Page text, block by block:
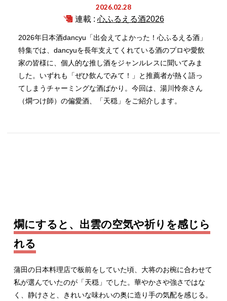
2026.02.28
連載 : 心ふるえる酒2026
2026年日本酒dancyu「出会えてよかった！心ふるえる酒」
特集では、dancyuを長年支えてくれている酒のプロや愛飲
家の皆様に、個人的な推し酒をジャンルレスに聞いてみま
した。いずれも「ぜひ飲んでみて！」と推薦者が熱く語っ
てしまうチャーミングな酒ばかり。今回は、湯川怜奈さん
（燗つけ師）の偏愛酒、「天穏」をご紹介します。
燗にすると、出雲の空気や祈りを感じら
れる
蒲田の日本料理店で板前をしていた頃、大将のお椀に合わせて
私が選んでいたのが「天穏」でした。華やかさや強さではな
く、静けさと、きれいな味わいの奥に造り手の気配を感じる。